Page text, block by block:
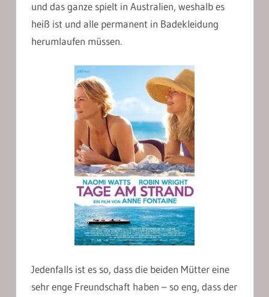
und das ganze spielt in Australien, weshalb es
heiß ist und alle permanent in Badekleidung
herumlaufen müssen.
Jedenfalls ist es so, dass die beiden Mütter eine
sehr enge Freundschaft haben – so eng, dass der